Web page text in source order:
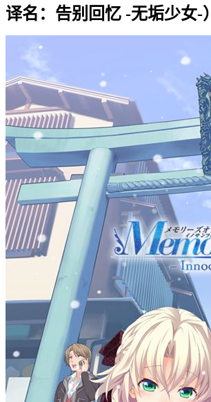
译名：告别回忆 -无垢少女-）